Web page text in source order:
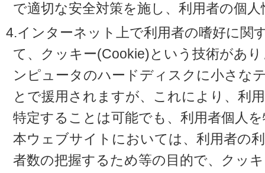
で適切な安全対策を施し、利用者の個
4.インターネット上で利用者の嗜好に関
て、クッキー(Cookie)という技術があ
ンピュータのハードディスクに小さな
とで援用されますが、これにより、利
特定することは可能でも、利用者個人
本ウェブサイトにおいては、利用者の
者数の把握するため等の目的で、クッ